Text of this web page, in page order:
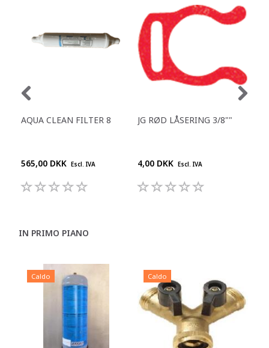
AQUA CLEAN FILTER 8
565,00 DKK Escl. IVA
JG RØD LÅSERING 3/8""
4,00 DKK Escl. IVA
IN PRIMO PIANO
Caldo Caldo